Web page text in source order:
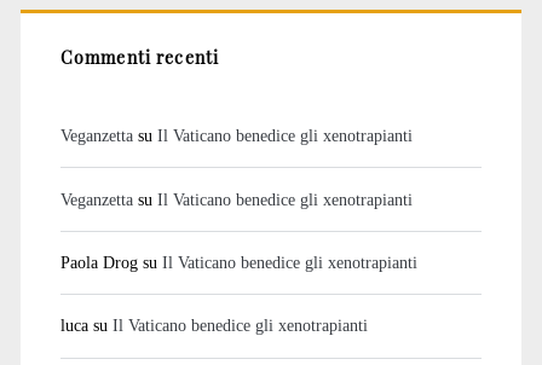
Commenti recenti
Veganzettasu Il Vaticano benedice gli xenotrapianti
Veganzettasu Il Vaticano benedice gli xenotrapianti
Paola Drogsu Il Vaticano benedice gli xenotrapianti
lucasu Il Vaticano benedice gli xenotrapianti